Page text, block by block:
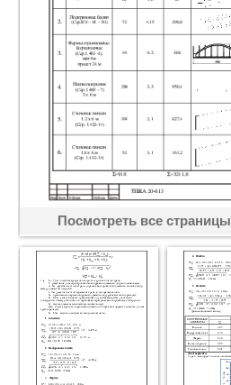
Посмотреть все страницы